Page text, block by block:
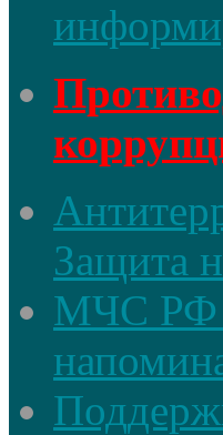
Защита
МЧС РФ